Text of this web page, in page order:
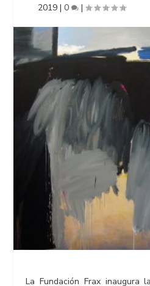
2019 |0 |
La Fundación Frax inaugura